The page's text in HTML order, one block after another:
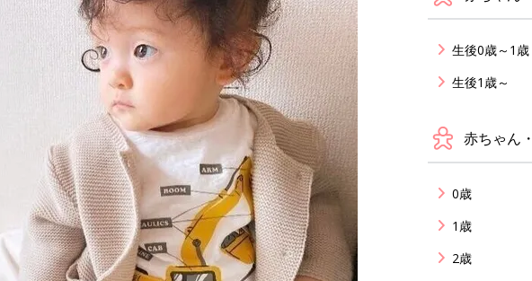
生後0歳～1歳
生後1歳～
赤ちゃん
0歳
1歳
2歳